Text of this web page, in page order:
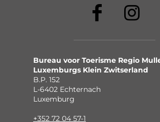
Bureau voor Toerisme Regio
Luxemburgs Klein Zwitserland
B.P. 152
L-6402 Echternach
Luxemburg
+352 72 04 57-1